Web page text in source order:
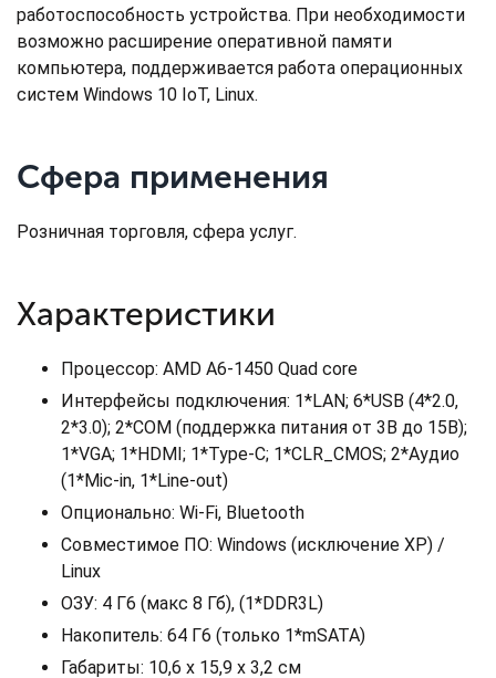
работоспособность устройства. При необходимости
возможно расширение оперативной памяти
компьютера, поддерживается работа операционных
систем Windows 10 IoT, Linux.
Сфера применения
Розничная торговля, сфера услуг.
Характеристики
Процессор: AMD A6-1450 Quad core
Интерфейсы подключения: 1*LAN; 6*USB (4*2.0,
2*3.0); 2*COM (поддержка питания от 3В до 15В);
1*VGA; 1*HDMI; 1*Type-C; 1*CLR_CMOS; 2*Аудио
(1*Mic-in, 1*Line-out)
Опционально: Wi-Fi, Bluetooth
Совместимое ПО: Windows (исключение ХР) /
Linux
ОЗУ: 4 Г6 (макс 8 Гб), (1*DDR3L)
Накопитель: 64 Г6 (только 1*mSATA)
Габариты: 10,6 x 15,9 x 3,2 см